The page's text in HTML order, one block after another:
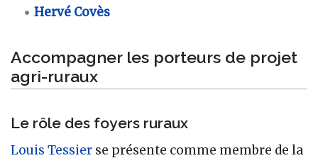
Hervé Covès
Accompagner les porteurs de projet
agri-ruraux
Le rôle des foyers ruraux
Louis Tessier se présente comme membre de la